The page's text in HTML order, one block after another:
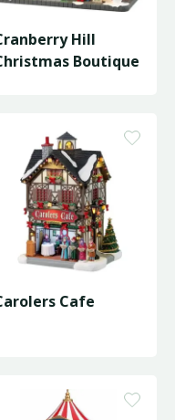
Hill
Boutique
Cafe